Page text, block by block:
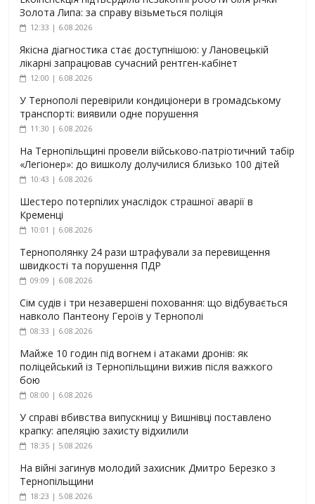
Золота Липа: за справу візьметься поліція
12:33 | 6.08.2026
Якісна діагностика стає доступнішою: у Лановецькій
лікарні запрацював сучасний рентген-кабінет
12:00 | 6.08.2026
У Тернополі перевірили кондиціонери в громадському
транспорті: виявили одне порушення
11:30 | 6.08.2026
На Тернопільщині провели військово-патріотичний табір
«Легіонер»: до вишколу долучилися близько 100 дітей
10:43 | 6.08.2026
Шестеро потерпілих унаслідок страшної аварії в
Кременці
10:01 | 6.08.2026
Тернополянку 24 рази штрафували за перевищення
швидкості та порушення ПДР
09:09 | 6.08.2026
Сім судів і три незавершені поховання: що відбувається
навколо Пантеону Героїв у Тернополі
08:33 | 6.08.2026
Майже 10 годин під вогнем і атаками дронів: як
поліцейський із Тернопільщини вижив після важкого
бою
08:00 | 6.08.2026
У справі вбивства випускниці у Вишнівці поставлено
крапку: апеляцію захисту відхилили
18:35 | 5.08.2026
На війні загинув молодий захисник Дмитро Березко з
Тернопільщини
18:23 | 5.08.2026